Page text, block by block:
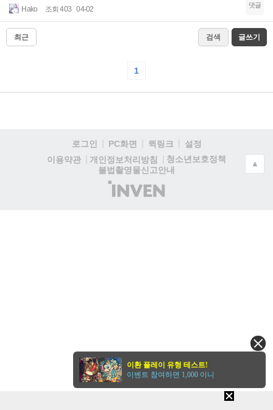
Hako 조회 403 04-02 댓글
최근 검색 글쓰기
1
로그인 PC화면 퀵링크
설정
이용약관
개인정보처리방침
청소년보호정책
불법촬영물신고안내
(주)
인
▲
이환 플레이 유형 테스트!
이벤트 참여하면 1,000 이니